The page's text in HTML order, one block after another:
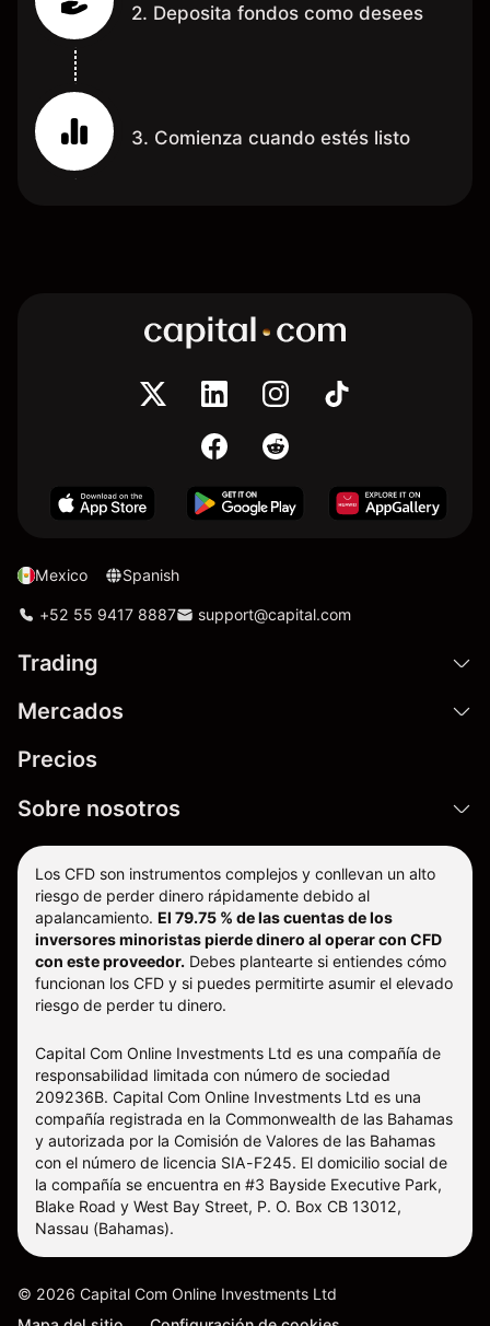
2. Deposita fondos como desees
3. Comienza cuando estés listo
Mexico Spanish
+52 55 9417 8887 support@capital.com
Trading
Mercados
Precios
Sobre nosotros
Los CFD son instrumentos complejos y conllevan un alto
riesgo de perder dinero rápidamente debido al
apalancamiento. El 79.75 % de las cuentas de los
inversores minoristas pierde dinero al operar con CFD
con este proveedor. Debes plantearte si entiendes cómo
funcionan los CFD y si puedes permitirte asumir el elevado
riesgo de perder tu dinero.
Capital Com Online Investments Ltd es una compañía de
responsabilidad limitada con número de sociedad
209236B. Capital Com Online Investments Ltd es una
compañía registrada en la Commonwealth de las Bahamas
y autorizada por la Comisión de Valores de las Bahamas
con el número de licencia SIA-F245. El domicilio social de
la compañía se encuentra en #3 Bayside Executive Park,
Blake Road y West Bay Street, P. O. Box CB 13012,
Nassau (Bahamas).
© 2026 Capital Com Online Investments Ltd